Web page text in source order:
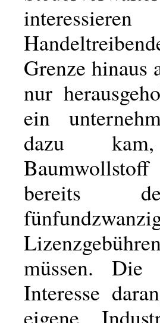
Grenze hinaus
nur
ein
dazu
bereits
müssen. Die
Interesse
eigene